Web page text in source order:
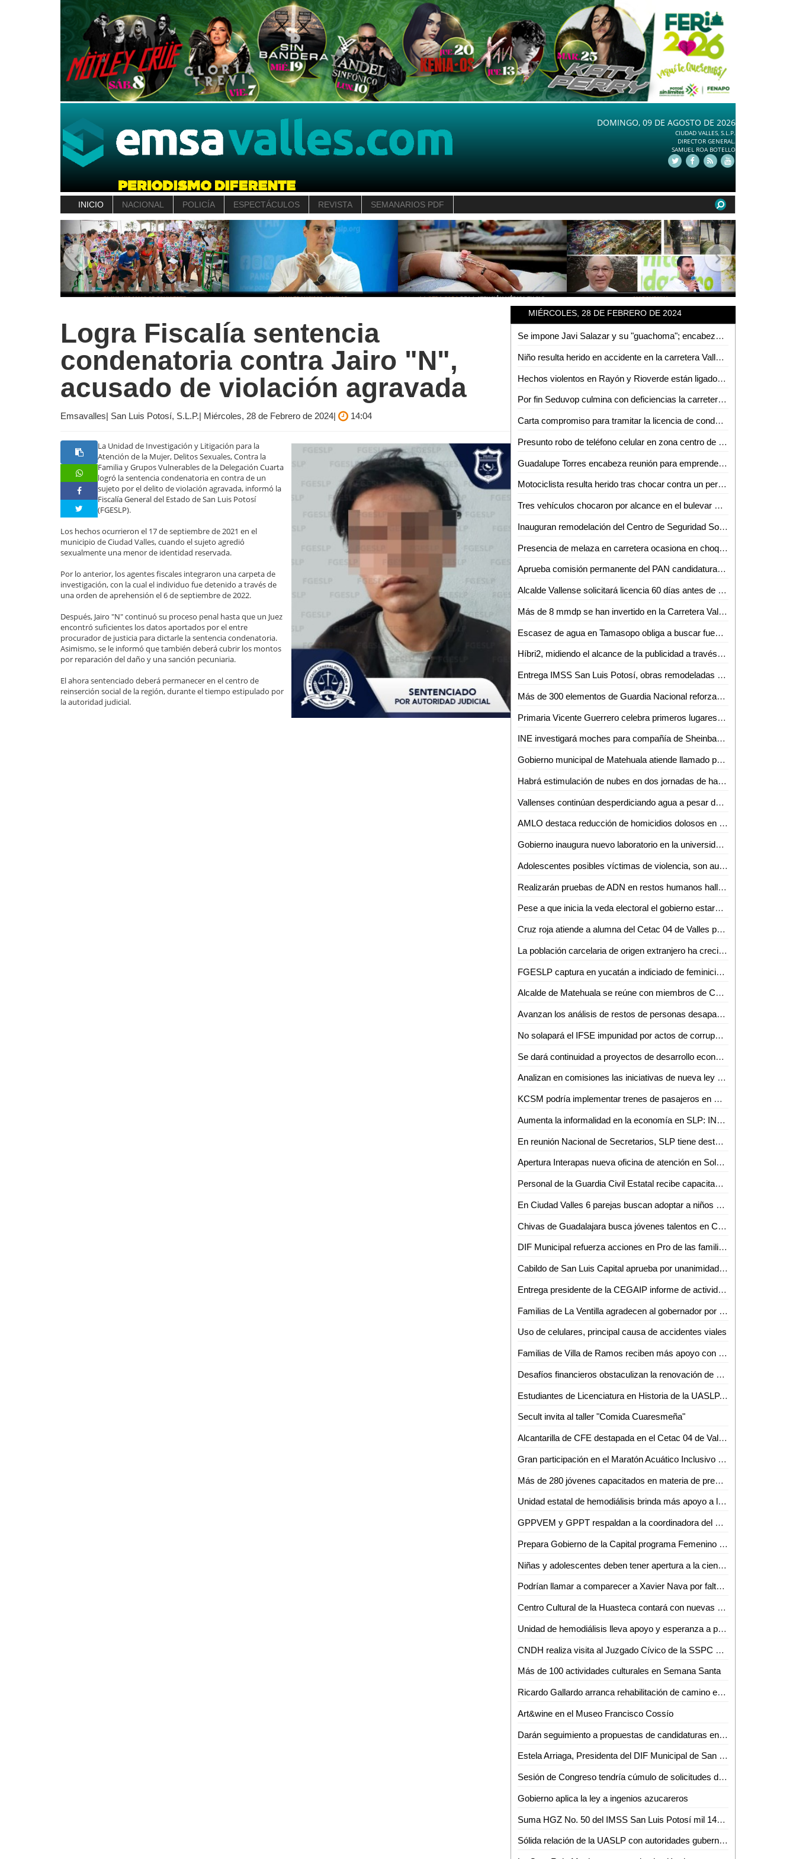
DOMINGO, 09 DE AGOSTO DE 2026
CIUDAD VALLES, S.L.P.
DIRECTOR GENERAL.
SAMUEL ROA BOTELLO
INICIO NACIONAL POLICÍA ESPECTÁCULOS REVISTA SEMANARIOS PDF
Logra Fiscalía sentencia
condenatoria contra Jairo "N",
acusado de violación agravada
Emsavalles| San Luis Potosí, S.L.P.| Miércoles, 28 de Febrero de 2024| 14:04
La Unidad de Investigación y Litigación para la
Atención de la Mujer, Delitos Sexuales, Contra la
Familia y Grupos Vulnerables de la Delegación Cuarta
logró la sentencia condenatoria en contra de un
sujeto por el delito de violación agravada, informó la
Fiscalía General del Estado de San Luis Potosí
(FGESLP).
Los hechos ocurrieron el 17 de septiembre de 2021 en el
municipio de Ciudad Valles, cuando el sujeto agredió
sexualmente una menor de identidad reservada.
Por lo anterior, los agentes fiscales integraron una carpeta de
investigación, con la cual el individuo fue detenido a través de
una orden de aprehensión el 6 de septiembre de 2022.
Después, Jairo "N" continuó su proceso penal hasta que un Juez
encontró suficientes los datos aportados por el entre
procurador de justicia para dictarle la sentencia condenatoria.
Asimismo, se le informó que también deberá cubrir los montos
por reparación del daño y una sanción pecuniaria.
El ahora sentenciado deberá permanecer en el centro de
reinserción social de la región, durante el tiempo estipulado por
la autoridad judicial.
MIÉRCOLES, 28 DE FEBRERO DE 2024
Se impone Javi Salazar y su "guachoma"; encabezan planilla de regidores que acompañarán al Tecmol
Niño resulta herido en accidente en la carretera Valles - Tampico
Hechos violentos en Rayón y Rioverde están ligados a enfrentamientos entre grupos rivales: Fiscalía
Por fin Seduvop culmina con deficiencias la carretera Valles - Naranjo
Carta compromiso para tramitar la licencia de conducir ya no será un requisito obligatorio: Gobernador
Presunto robo de teléfono celular en zona centro de Ciudad Valles
Guadalupe Torres encabeza reunión para emprender acciones contra la sequía en la Huasteca
Motociclista resulta herido tras chocar contra un perro en el boulevard Lázaro Cárdenas de Valles
Tres vehículos chocaron por alcance en el bulevar México-Laredo
Inauguran remodelación del Centro de Seguridad Social del IMSS en Ciudad Valles
Presencia de melaza en carretera ocasiona en choque en la Valles - Mante
Aprueba comisión permanente del PAN candidaturas en ayuntamientos y diputaciones locales
Alcalde Vallense solicitará licencia 60 días antes de las elecciones
Más de 8 mmdp se han invertido en la Carretera Valles - Tamazunchale: SICT
Escasez de agua en Tamasopo obliga a buscar fuentes alternativas de abastecimiento
Híbri2, midiendo el alcance de la publicidad a través de la tecnología: Lucio Martínez
Entrega IMSS San Luis Potosí, obras remodeladas del Centro de Seguridad Social en Ciudad Valles
Más de 300 elementos de Guardia Nacional reforzarán seguridad en la Huasteca: J. Guadalupe Torres
Primaria Vicente Guerrero celebra primeros lugares en concurso de Himno Nacional y Torneo de Fútbol
INE investigará moches para compañía de Sheinbaum a raíz de denuncia de Álvarez Máynez
Gobierno municipal de Matehuala atiende llamado para retirar basura acumulada en una vivienda
Habrá estimulación de nubes en dos jornadas de hasta 3 meses en la Huasteca Potosina
Vallenses continúan desperdiciando agua a pesar de la sequía en la región
AMLO destaca reducción de homicidios dolosos en San Luis Potosí
Gobierno inaugura nuevo laboratorio en la universidad politécnica
Adolescentes posibles víctimas de violencia, son auxiliadas por Guardia Civil estatal
Realizarán pruebas de ADN en restos humanos hallados en Laguna del Mante
Pese a que inicia la veda electoral el gobierno estará trabajando: Ricardo Gallardo
Cruz roja atiende a alumna del Cetac 04 de Valles por dificultades respiratorias
La población carcelaria de origen extranjero ha crecido en las cárceles de SLP
FGESLP captura en yucatán a indiciado de feminicidio en Rioverde
Alcalde de Matehuala se reúne con miembros de Coparmex
Avanzan los análisis de restos de personas desaparecidas en SLP: Ángel Santiago
No solapará el IFSE impunidad por actos de corrupción
Se dará continuidad a proyectos de desarrollo económico
Analizan en comisiones las iniciativas de nueva ley orgánica del poder legislativo y del reglamento para el gobierno interior del Congreso del Estado
KCSM podría implementar trenes de pasajeros en San Luis Potosí: SICT
Aumenta la informalidad en la economía en SLP: INEGI
En reunión Nacional de Secretarios, SLP tiene destacada participación
Apertura Interapas nueva oficina de atención en Soledad de Graciano Sánchez
Personal de la Guardia Civil Estatal recibe capacitación para mejoras en el servicio público
En Ciudad Valles 6 parejas buscan adoptar a niños bajo resguardo del SMDIF
Chivas de Guadalajara busca jóvenes talentos en Ciudad Valles
DIF Municipal refuerza acciones en Pro de las familias potosinas
Cabildo de San Luis Capital aprueba por unanimidad la creación de la Dirección de Agua Potable del Ayuntamiento de SLP
Entrega presidente de la CEGAIP informe de actividades de 2023 a la comisión de transparencia: Dip. Cecilia Senllace Ochoa
Familias de La Ventilla agradecen al gobernador por nuevo camino
Uso de celulares, principal causa de accidentes viales
Familias de Villa de Ramos reciben más apoyo con conservación de camino
Desafíos financieros obstaculizan la renovación de ambulancias para la Cruz Roja
Estudiantes de Licenciatura en Historia de la UASLP, la reconocen como la mejor opción para su vida profesional
Secult invita al taller "Comida Cuaresmeña"
Alcantarilla de CFE destapada en el Cetac 04 de Valles pone en riesgo para la comunidad estudiantil
Gran participación en el Maratón Acuático Inclusivo Municipal curso corto 2024, organizado por el Gobierno de la Capital
Más de 280 jóvenes capacitados en materia de prevención, en coordinación entre la SSPC de la Capital y la Delegación de Bocas
Unidad estatal de hemodiálisis brinda más apoyo a las y los potosinos
GPPVEM y GPPT respaldan a la coordinadora del Partido Verde y al próximo presidente de la directiva del Congreso Del Estado
Prepara Gobierno de la Capital programa Femenino Plural, la mujer en el arte y la cultura
Niñas y adolescentes deben tener apertura a la ciencia: Dra. Sofía Bernal, investigadora de la Facultad de Medicina de la UASLP
Podrían llamar a comparecer a Xavier Nava por falta de pago del Interapas a CEA
Centro Cultural de la Huasteca contará con nuevas expresiones artísticas: Mario García
Unidad de hemodiálisis lleva apoyo y esperanza a pacientes en SLP
CNDH realiza visita al Juzgado Cívico de la SSPC de la Capital
Más de 100 actividades culturales en Semana Santa
Ricardo Gallardo arranca rehabilitación de camino en Villa de Reyes
Art&wine en el Museo Francisco Cossío
Darán seguimiento a propuestas de candidaturas en SLP a través de app
Estela Arriaga, Presidenta del DIF Municipal de San Luis Capital, inauguró el octavo Centro de Atención Familiar
Sesión de Congreso tendría cúmulo de solicitudes de licencia
Gobierno aplica la ley a ingenios azucareros
Suma HGZ No. 50 del IMSS San Luis Potosí mil 144 trasplantes de riñón y córnea desde 2007
Sólida relación de la UASLP con autoridades gubernamentales, benéfica para las y los estudiantes